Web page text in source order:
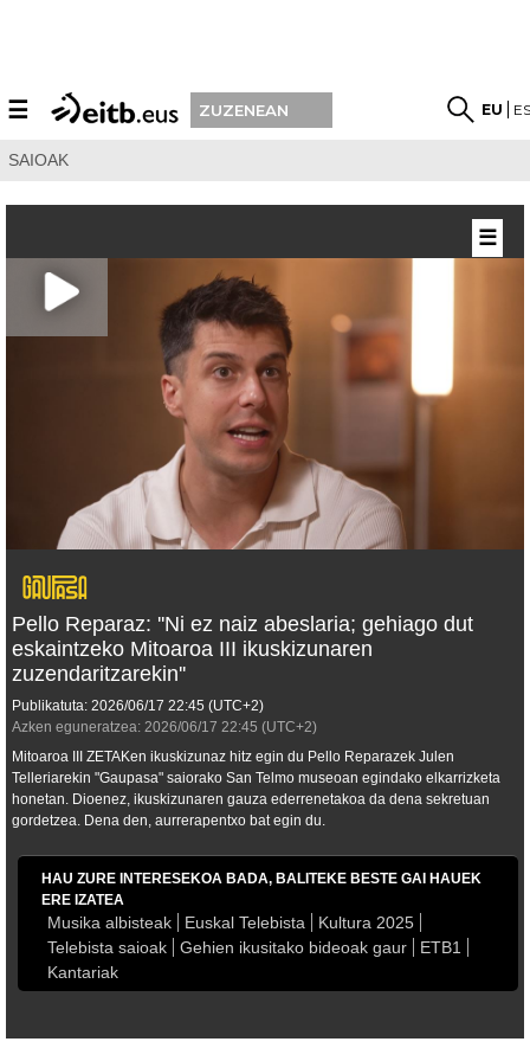
☰ ZUZENEAN EU
SAIOAK
Pello Reparaz: ''Ni ez naiz abeslaria; gehiago dut
eskaintzeko Mitoaroa III ikuskizunaren
zuzendaritzarekin''
Publikatuta: 2026/06/17 22:45 (UTC+2)
Azken eguneratzea: 2026/06/17 22:45 (UTC+2)
Mitoaroa III ZETAKen ikuskizunaz hitz egin du Pello Reparazek Julen
Telleriarekin "Gaupasa" saiorako San Telmo museoan egindako elkarrizketa
honetan. Dioenez, ikuskizunaren gauza ederrenetakoa da dena sekretuan
gordetzea. Dena den, aurrerapentxo bat egin du.
HAU ZURE INTERESEKOA BADA, BALITEKE BESTE GAI HAUEK
ERE IZATEA
Musika albisteak Euskal Telebista
Kultura 2025
Telebista saioak
Gehien ikusitako bideoak gaur
ETB1
Kantariak
☰